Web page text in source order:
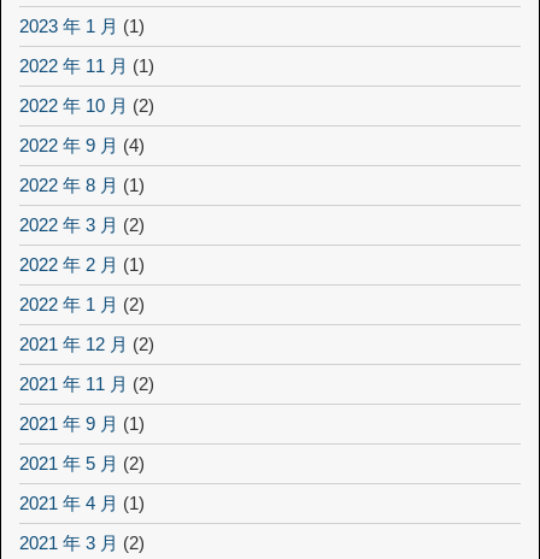
2023 年 1 月 (1)
2022 年 11 月 (1)
2022 年 10 月 (2)
2022 年 9 月 (4)
2022 年 8 月 (1)
2022 年 3 月 (2)
2022 年 2 月 (1)
2022 年 1 月 (2)
2021 年 12 月 (2)
2021 年 11 月 (2)
2021 年 9 月 (1)
2021 年 5 月 (2)
2021 年 4 月 (1)
2021 年 3 月 (2)